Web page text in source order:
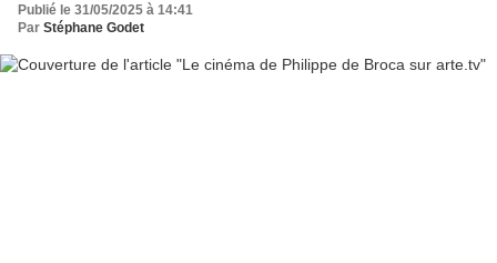
Publié le 31/05/2025 à 14:41
Par Stéphane Godet